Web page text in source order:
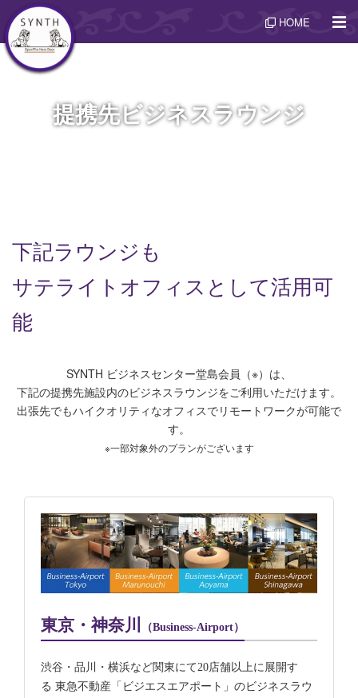
HOME
提携先ビジネスラウンジ
下記ラウンジも
サテライトオフィスとして活用可
能
SYNTH ビジネスセンター堂島会員（※）は、
下記の提携先施設内のビジネスラウンジをご利用いただけます。
出張先でもハイクオリティなオフィスでリモートワークが可能で
す。
※一部対象外のプランがございます
東京・神奈川 （Business-Airport）
渋谷・品川・横浜など関東にて20店舗以上に展開す
る 東急不動産「ビジエスエアポート」のビジネスラウ